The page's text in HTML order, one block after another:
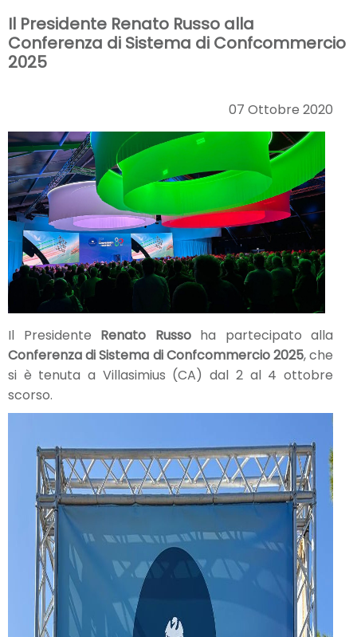
Il Presidente Renato Russo alla
Conferenza di Sistema di Confcommercio
2025
07 Ottobre 2020
Il Presidente Renato Russoha partecipato alla
Conferenza di Sistema di Confcommercio 2025, che
si è tenuta a Villasimius (CA) dal 2 al 4 ottobre
scorso.